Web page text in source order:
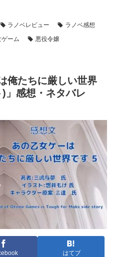
ラノベレビュー
ラノベ感想
ゲーム
悪役令嬢
俺たちに厳しい世界
」感想・ネタバレ
はてブ